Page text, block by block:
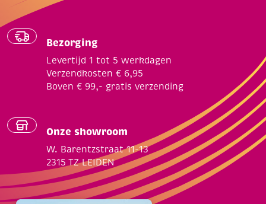
Bezorging
Levertijd 1 tot 5 werkdagen
Verzendkosten € 6,95
Boven € 99,- gratis verzending
Onze showroom
W. Barentzstraat 11-13
2315 TZ LEIDEN